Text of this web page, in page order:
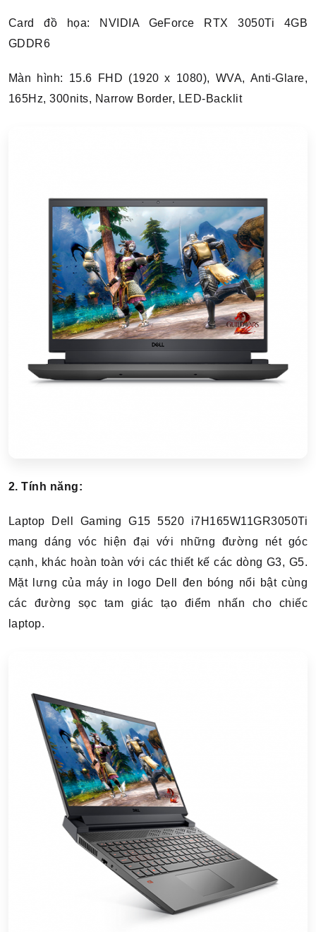
Card đồ họa: NVIDIA GeForce RTX 3050Ti 4GB
GDDR6
Màn hình: 15.6 FHD (1920 x 1080), WVA, Anti-Glare,
165Hz, 300nits, Narrow Border, LED-Backlit
2. Tính năng:
Laptop Dell Gaming G15 5520 i7H165W11GR3050Ti
mang dáng vóc hiện đại với những đường nét góc
cạnh, khác hoàn toàn với các thiết kế các dòng G3, G5.
Mặt lưng của máy in logo Dell đen bóng nổi bật cùng
các đường sọc tam giác tạo điểm nhấn cho chiếc
laptop.